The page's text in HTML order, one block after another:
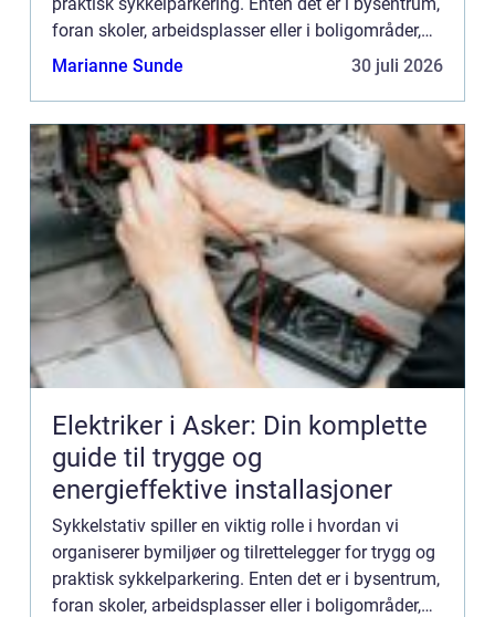
foran skoler, arbeidsplasser eller i boligområder,
gir sykkelstativer en effektiv ...
Marianne Sunde 30 juli 2026
Elektriker i Asker: Din komplette
guide til trygge og
energieffektive installasjoner
Sykkelstativ spiller en viktig rolle i hvordan vi
organiserer bymiljøer og tilrettelegger for trygg og
praktisk sykkelparkering. Enten det er i bysentrum,
foran skoler, arbeidsplasser eller i boligområder,